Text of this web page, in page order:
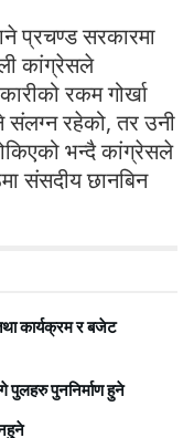
प्रचण्ड सरकारमा
कांग्रेसले
रकम गोर्खा
संलग्न रहेको, तर उनी
भन्दै कांग्रेसले
संसदीय छानबिन
कार्यक्रम र बजेट
पुलहरु पुननिर्माण हुने